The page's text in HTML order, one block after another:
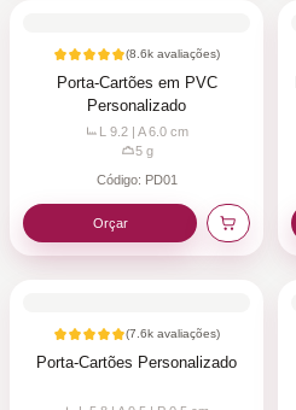
(8.6k avaliações)
Porta-Cartões em PVC
Personalizado
L 9.2 | A 6.0 cm
5g
Código: PD01
Orçar
(7.6k avaliações)
Porta-Cartões Personalizado